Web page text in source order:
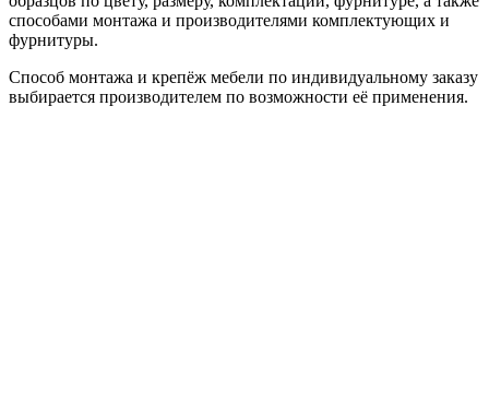
способами монтажа и производителями комплектующих и
фурнитуры.
Способ монтажа и крепёж мебели по индивидуальному заказу
выбирается производителем по возможности её применения.